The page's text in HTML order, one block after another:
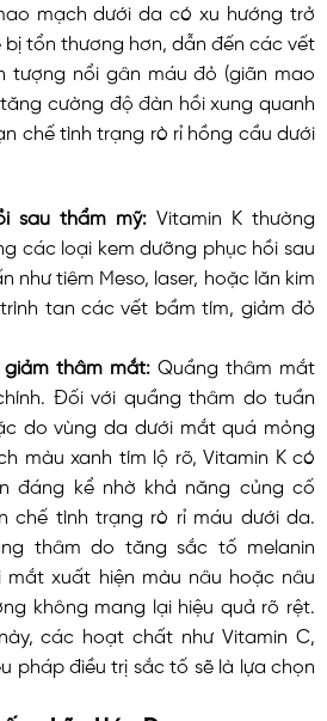
mạch dưới da có xu hướng trở
bị tổn thương hơn, dẫn đến các vết
tượng nổi gân máu đỏ (giãn mao
cường độ đàn hồi xung quanh
chế tình trạng rò rỉ hồng cầu dưới
sau thẩm mỹ:Vitamin K thường
các loại kem dưỡng phục hồi sau
như tiêm Meso, laser, hoặc lăn kim
tan các vết bầm tím, giảm đỏ
giảm thâm mắt:Quầng thâm mắt
Đối với quầng thâm do tuần
do vùng da dưới mắt quá mỏng
màu xanh tím lộ rõ, Vitamin K có
đáng kể nhờ khả năng củng cố
chế tình trạng rò rỉ máu dưới da.
thâm do tăng sắc tố melanin
mắt xuất hiện màu nâu hoặc nâu
không mang lại hiệu quả rõ rệt.
các hoạt chất như Vitamin C,
pháp điều trị sắc tố sẽ là lựa chọn